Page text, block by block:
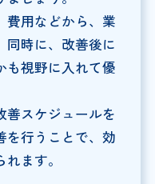
費用などから、業
同時に、改善後に
も視野に入れて優
善スケジュールを
を行うことで、効
ます。